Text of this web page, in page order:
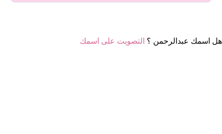
هل اسمك عبدالرحمن ؟ التصويت على اسمك